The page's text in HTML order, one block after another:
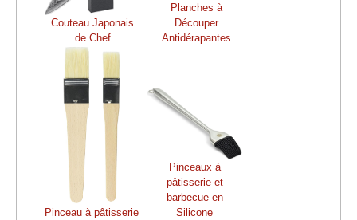
Couteau Japonais
de Chef
Planches à
Découper
Antidérapantes
Pinceau à pâtisserie
Pinceaux à
pâtisserie et
barbecue en
Silicone